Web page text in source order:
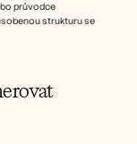
průvodce
strukturu se